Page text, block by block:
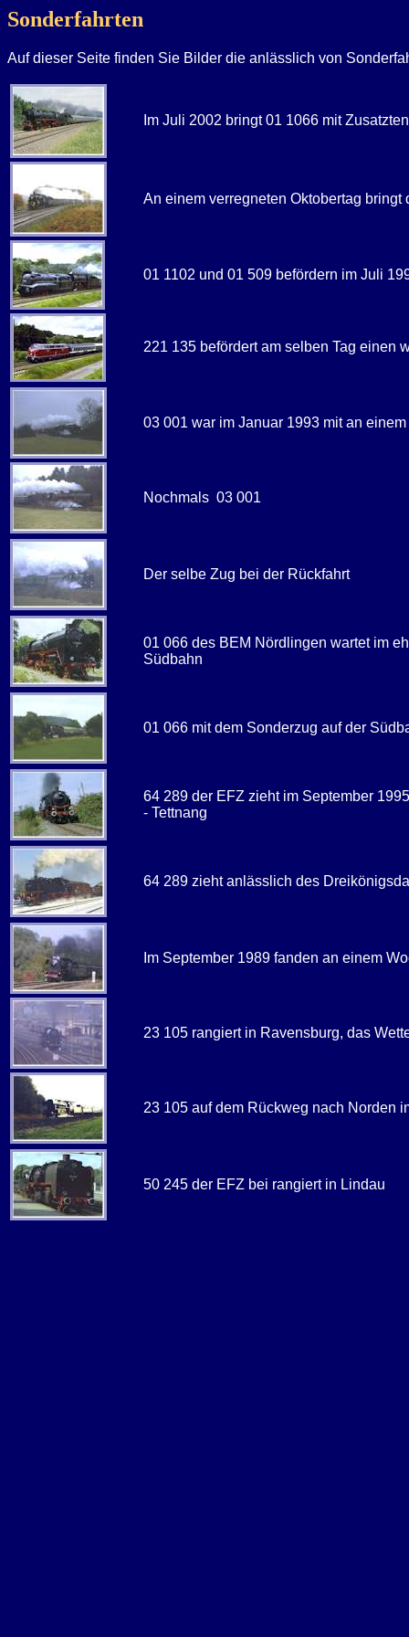
Sonderfahrten
Auf dieser Seite finden Sie Bilder die anlässlich von
Im Juli 2002 bringt 01 1066 mit
An einem verregneten Oktobertag
01 1102 und 01 509 befördern im Juli
221 135 befördert am selben Tag einen
03 001 war im Januar 1993 mit an
Nochmals 03 001
Der selbe Zug bei der Rückfahrt
01 066 des BEM Nördlingen wartet im
Südbahn
01 066 mit dem Sonderzug auf der
64 289 der EFZ zieht im September
- Tettnang
64 289 zieht anlässlich des
Im September 1989 fanden an einem
23 105 rangiert in Ravensburg, das
23 105 auf dem Rückweg nach Norden
50 245 der EFZ bei rangiert in Lindau